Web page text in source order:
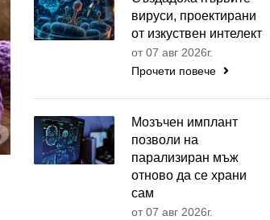
вируси, проектирани
от изкуствен интелект
от 07 авг 2026г.
Прочети повече
Мозъчен имплант
позволи на
парализиран мъж
отново да се храни
сам
от 07 авг 2026г.